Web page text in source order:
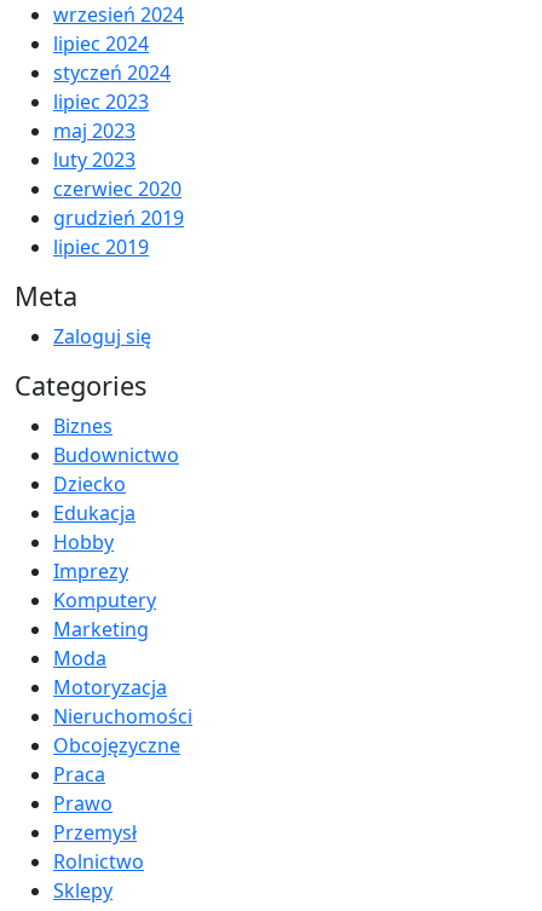
wrzesień 2024
lipiec 2024
styczeń 2024
lipiec 2023
maj 2023
luty 2023
czerwiec 2020
grudzień 2019
lipiec 2019
Meta
Zaloguj się
Categories
Biznes
Budownictwo
Dziecko
Edukacja
Hobby
Imprezy
Komputery
Marketing
Moda
Motoryzacja
Nieruchomości
Obcojęzyczne
Praca
Prawo
Przemysł
Rolnictwo
Sklepy